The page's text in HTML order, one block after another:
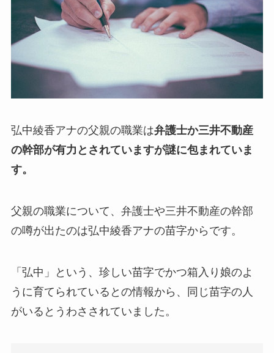
弘中綾香アナの父親の職業は弁護士か三井不動産
の幹部が有力とされていますが謎に包まれていま
す。
父親の職業について、弁護士や三井不動産の幹部
の噂が出たのは弘中綾香アナの苗字からです。
「弘中」という、珍しい苗字でかつ箱入り娘のよ
うに育てられているとの情報から、同じ苗字の人
がいるとうわさされていました。